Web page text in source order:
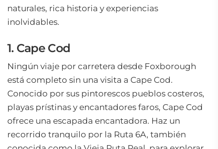
naturales, rica historia y experiencias
inolvidables.
1. Cape Cod
Ningún viaje por carretera desde Foxborough
está completo sin una visita a Cape Cod.
Conocido por sus pintorescos pueblos costeros,
playas prístinas y encantadores faros, Cape Cod
ofrece una escapada encantadora. Haz un
recorrido tranquilo por la Ruta 6A, también